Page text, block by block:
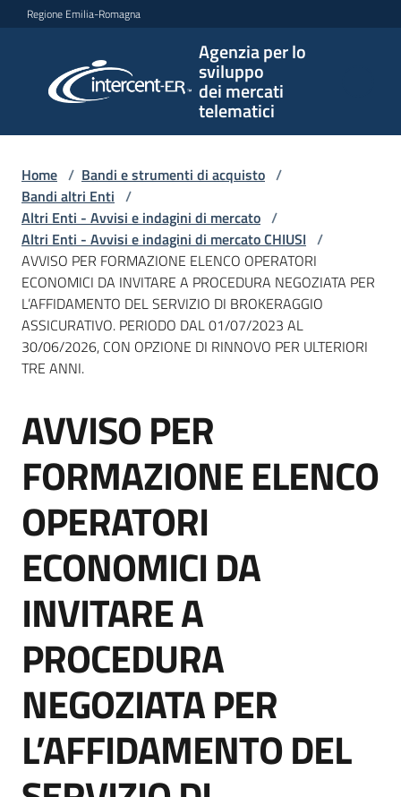
Vai al contenuto
Vai alla navigazione
Vai al footer
Regione Emilia-Romagna
Agenzia per lo
sviluppo
dei mercati
telematici
per lo
sviluppo
telematici
L'Agenzia
Bandi
e
strumenti
acquisto
Supporto
Piattaforme
telematiche
English
site
Home / Bandi e strumenti di acquisto /
Bandi altri Enti /
Altri Enti - Avvisi e indagini di mercato /
Altri Enti - Avvisi e indagini di mercato CHIUSI /
AVVISO PER FORMAZIONE ELENCO OPERATORI
ECONOMICI DA INVITARE A PROCEDURA NEGOZIATA PER
L’AFFIDAMENTO DEL SERVIZIO DI BROKERAGGIO
ASSICURATIVO. PERIODO DAL 01/07/2023 AL
30/06/2026, CON OPZIONE DI RINNOVO PER ULTERIORI
TRE ANNI.
Salta al contenuto
AVVISO PER
FORMAZIONE ELENCO
OPERATORI
ECONOMICI DA
INVITARE A
PROCEDURA
NEGOZIATA PER
L’AFFIDAMENTO DEL